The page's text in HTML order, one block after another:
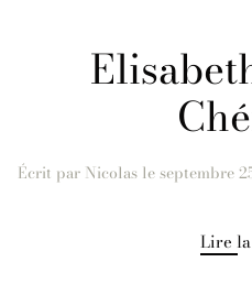
Écrit par Nicolas leseptembre
Lire